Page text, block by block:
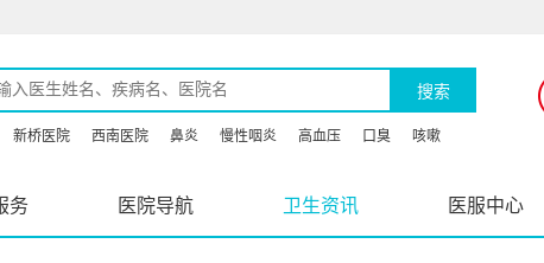
搜索
新桥医院 西南医院 鼻炎 慢性咽炎 高血压 口臭 咳嗽
务 医院导航 卫生资讯 医服中心